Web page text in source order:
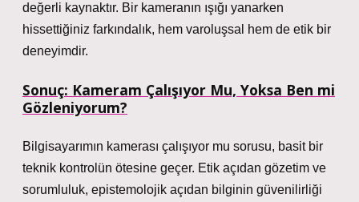
değerli kaynaktır. Bir kameranın ışığı yanarken
hissettiğiniz farkındalık, hem varoluşsal hem de etik bir
deneyimdir.
Sonuç: Kameram Çalışıyor Mu, Yoksa Ben mi
Gözleniyorum?
Bilgisayarımın kamerası çalışıyor mu sorusu, basit bir
teknik kontrolün ötesine geçer. Etik açıdan gözetim ve
sorumluluk, epistemolojik açıdan bilginin güvenilirliği